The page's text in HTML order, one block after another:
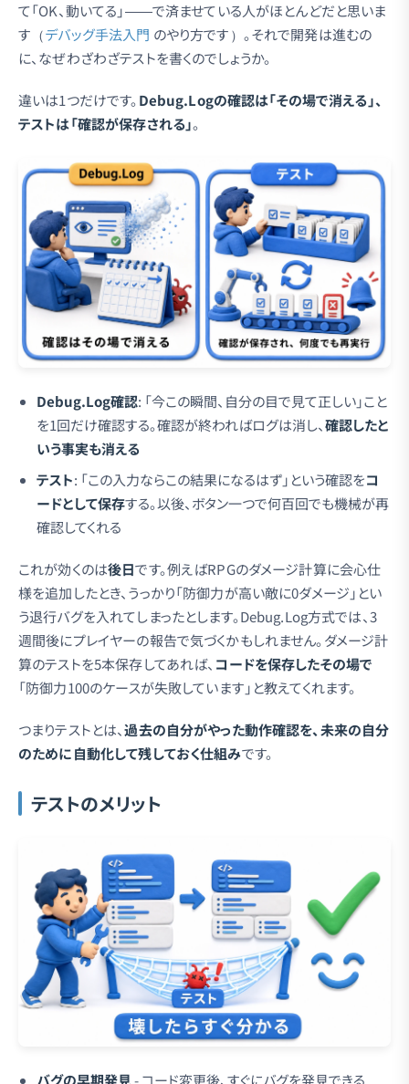
て「OK、動いてる」——で済ませている人がほとんどだと思いま
す（デバッグ手法入門 のやり方です）。それで開発は進むの
に、なぜわざわざテストを書くのでしょうか。
違いは1つだけです。Debug.Logの確認は「その場で消える」、
テストは「確認が保存される」。
Debug.Log確認: 「今この瞬間、自分の目で見て正しい」こと
を1回だけ確認する。確認が終わればログは消し、確認したと
いう事実も消える
テスト: 「この入力ならこの結果になるはず」という確認をコ
ードとして保存する。以後、ボタン一つで何百回でも機械が再
確認してくれる
これが効くのは後日です。例えばRPGのダメージ計算に会心仕
様を追加したとき、うっかり「防御力が高い敵に0ダメージ」とい
う退行バグを入れてしまったとします。Debug.Log方式では、3
週間後にプレイヤーの報告で気づくかもしれません。ダメージ計
算のテストを5本保存してあれば、 コードを保存したその場で
「防御力100のケースが失敗しています」と教えてくれます。
つまりテストとは、過去の自分がやった動作確認を、未来の自分
のために自動化して残しておく仕組みです。
テストのメリット